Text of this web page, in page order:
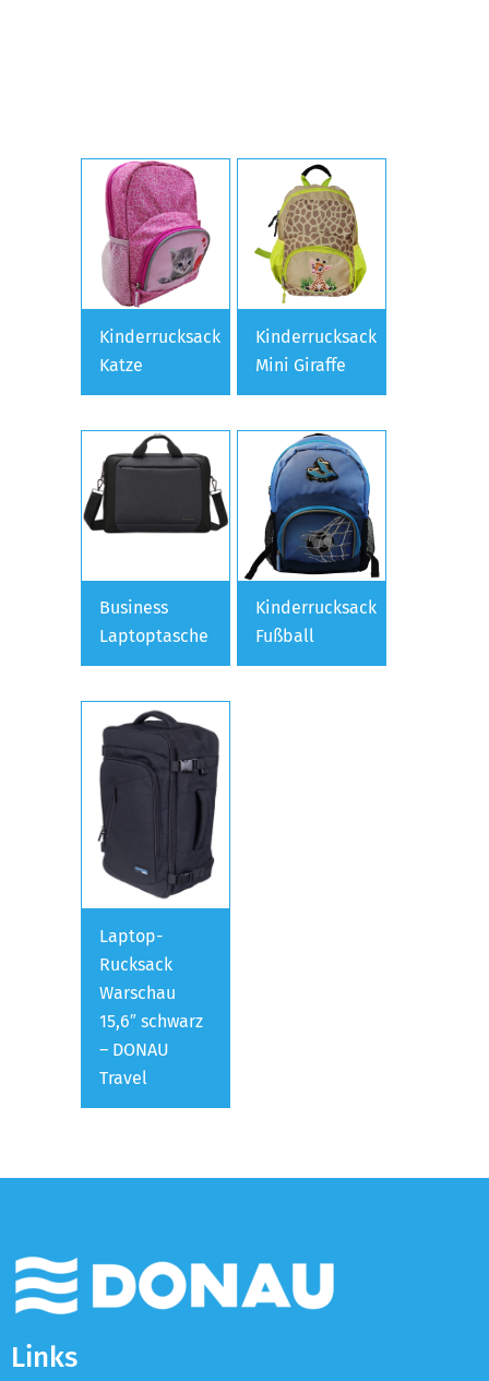
Kinderrucksack
Katze
Kinderrucksack
Mini Giraffe
Business
Laptoptasche
Kinderrucksack
Fußball
Laptop-
Rucksack
Warschau
15,6″ schwarz
– DONAU
Travel
Links